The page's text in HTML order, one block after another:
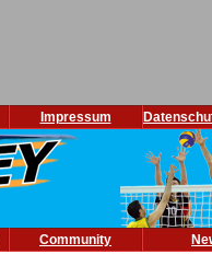
Impressum
Community